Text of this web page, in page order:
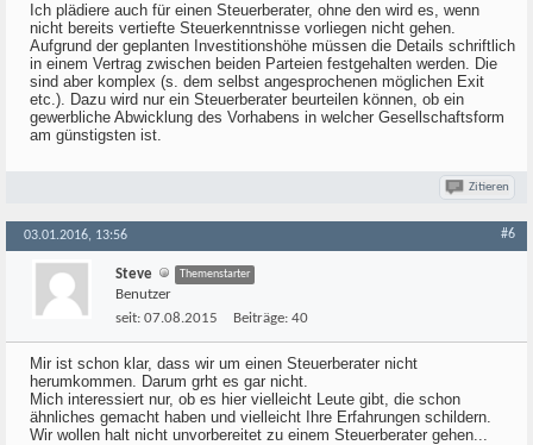
Ich plädiere auch für einen Steuerberater, ohne den wird es, wenn
nicht bereits vertiefte Steuerkenntnisse vorliegen nicht gehen.
Aufgrund der geplanten Investitionshöhe müssen die Details schriftlich
in einem Vertrag zwischen beiden Parteien festgehalten werden. Die
sind aber komplex (s. dem selbst angesprochenen möglichen Exit
etc.). Dazu wird nur ein Steuerberater beurteilen können, ob ein
gewerbliche Abwicklung des Vorhabens in welcher Gesellschaftsform
am günstigsten ist.
Zitieren
03.01.2016, 13:56 #6
Steve Themenstarter
Benutzer
seit: 07.08.2015 Beiträge: 40
Mir ist schon klar, dass wir um einen Steuerberater nicht
herumkommen. Darum grht es gar nicht.
Mich interessiert nur, ob es hier vielleicht Leute gibt, die schon
ähnliches gemacht haben und vielleicht Ihre Erfahrungen schildern.
Wir wollen halt nicht unvorbereitet zu einem Steuerberater gehen...